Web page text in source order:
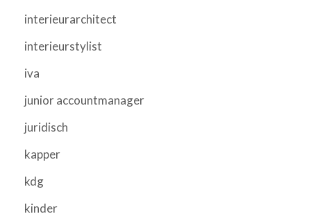
interieurarchitect
interieurstylist
iva
junior accountmanager
juridisch
kapper
kdg
kinder